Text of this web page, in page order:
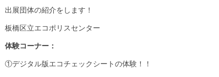
出展団体の紹介をします！
板橋区立エコポリスセンター
体験コーナー：
①デジタル版エコチェックシートの体験！！